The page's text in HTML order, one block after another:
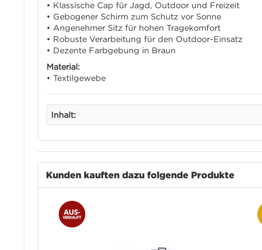
• Klassische Cap für Jagd, Outdoor und Freizeit
• Gebogener Schirm zum Schutz vor Sonne
• Angenehmer Sitz für hohen Tragekomfort
• Robuste Verarbeitung für den Outdoor-Einsatz
• Dezente Farbgebung in Braun
Material:
• Textilgewebe
Inhalt:
Kunden kauften dazu folgende Produkte